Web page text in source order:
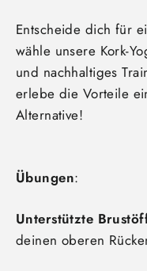
Entscheide dich für
wähle unsere Kork-
und nachhaltiges
erlebe die Vorteile
Alternative!
Übungen:
Unterstützte
deinen oberen